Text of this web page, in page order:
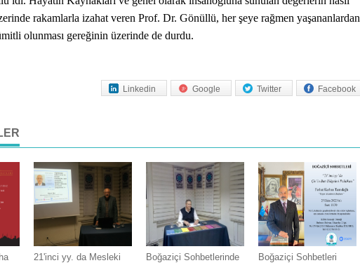
rakamlarla izahat veren Prof. Dr. Gönüllü, her şeye rağmen yaşananlardan
olunması gereğinin üzerinde de durdu.
Facebook
Twitter
Google
Linkedin
21'inci yy. da Mesleki
Boğaziçi Sohbetlerinde
Boğaziçi Sohbetleri